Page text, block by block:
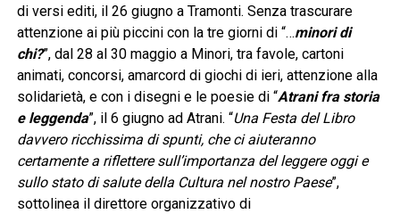
di versi editi, il 26 giugno a Tramonti. Senza trascurare
attenzione ai più piccini con la tre giorni di “…minori di
chi?”, dal 28 al 30 maggio a Minori, tra favole, cartoni
animati, concorsi, amarcord di giochi di ieri, attenzione alla
solidarietà, e con i disegni e le poesie di “Atrani fra storia
e leggenda”, il 6 giugno ad Atrani. “Una Festa del Libro
davvero ricchissima di spunti, che ci aiuteranno
certamente a riflettere sull’importanza del leggere oggi e
sullo stato di salute della Cultura nel nostro Paese”,
sottolinea il direttore organizzativo di